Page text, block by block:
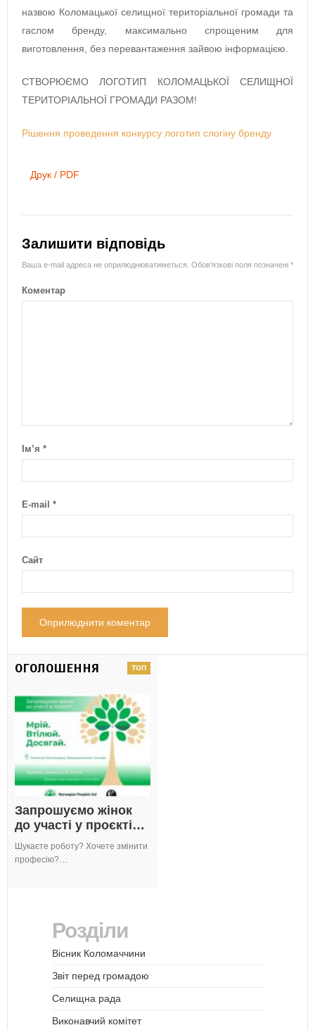
назвою Коломацької селищної територіальної громади та
гаслом бренду, максимально спрощеним для
виготовлення, без перевантаження зайвою інформацією.
СТВОРЮЄМО ЛОГОТИП КОЛОМАЦЬКОЇ СЕЛИЩНОЇ
ТЕРИТОРІАЛЬНОЇ ГРОМАДИ РАЗОМ!
Рішення проведення конкурсу логотип слогіну бренду
Друк / PDF
Залишити відповідь
Ваша e-mail адреса не оприлюднюватиметься. Обов’язкові поля позначені *
Коментар
Ім’я *
E-mail *
Сайт
ОГОЛОШЕННЯ
Запрошуємо жінок
до участі у проєкті…
Шукаєте роботу? Хочете змінити
професію?…
Розділи
Вісник Коломаччини
Звіт перед громадою
Селищна рада
Виконавчий комітет